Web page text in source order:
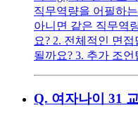
직무역량을 어필하
아니면 같은 직무역
요? 2. 전체적인 면
될까요? 3. 추가 조
Q. 여자나이 31